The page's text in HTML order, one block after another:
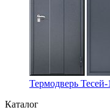
Термодверь
Каталог